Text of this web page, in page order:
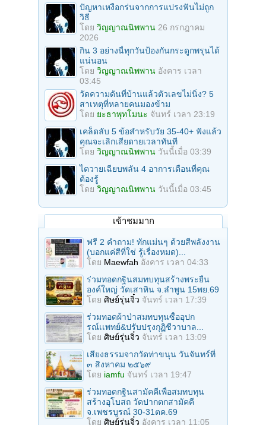
ปัญหาเหงือกร่นจากการแปรงฟันไม่ถูก
วิธี
โดย วิญญาณนิพพาน 26 กรกฎาคม
2026
กิน 3 อย่างนี้ทุกวันป้องกันกระดูกพรุนได้
แน่นอน
โดย วิญญาณนิพพาน อังคาร เวลา
03:45
วัดความดันที่บ้านแล้วตัวเลขไม่นิ่ง? 5
สาเหตุที่หลายคนมองข้าม
โดย ยะธาพุทโมนะ จันทร์ เวลา 23:19
เคล็ดลับ 5 ข้อสำหรับวัย 35-40+ ฟังแล้ว
คุณจะเลิกเสียดายเวลาทันที
โดย วิญญาณนิพพาน วันนี้เมื่อ 03:39
ไตวายเฉียบพลัน 4 อาการเตือนที่คุณ
ต้องรู้
โดย วิญญาณนิพพาน วันนี้เมื่อ 03:45
เข้าชมมาก
ฟรี 2 คำถาม! ทักแม่นๆ ด้วยสีพลังงาน
(บอกแค่สีที่ใช่ รู้เรื่องหมด)...
โดย Maewfah อังคาร เวลา 04:33
ร่วมทอดกฐินสมทบทุนสร้างพระยืน
องค์ใหญ่ วัดเสาหิน จ.ลําพูน 15พย.69
โดย ศิษย์รุ่นจิ๋ว จันทร์ เวลา 17:39
ร่วมทอดผ้าป่าสมทบทุนซื้ออุปก
รณ์เเพทย์&ปรับปรุงกุฏิชีวาบาล...
โดย ศิษย์รุ่นจิ๋ว จันทร์ เวลา 13:09
เสียงธรรมจากวัดท่าขนุน วันจันทร์ที่
๓ สิงหาคม ๒๕๖๙
โดย iamfu จันทร์ เวลา 19:47
ร่วมทอดกฐินสามัคคีเพื่อสมทบทุน
สร้างอุโบสถ วัดปากตกสามัคคี
จ.เพชรบูรณ์ 30-31ตค.69
โดย ศิษย์รุ่นจิ๋ว อังคาร เวลา 11:05